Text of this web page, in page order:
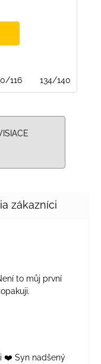
116 134/140
z 5 hviezdičiek.
to můj první
z 5 hviezdičiek.
❤️ Syn nadšený